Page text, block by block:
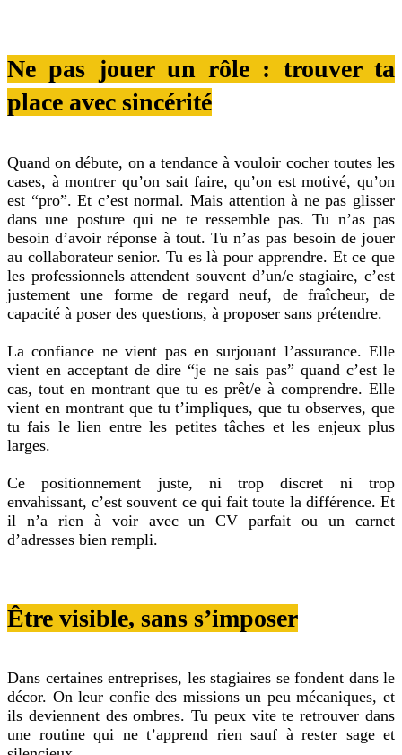
Ne pas jouer un rôle : trouver ta
place avec sincérité
Quand on débute, on a tendance à vouloir cocher toutes les
cases, à montrer qu’on sait faire, qu’on est motivé, qu’on
est “pro”. Et c’est normal. Mais attention à ne pas glisser
dans une posture qui ne te ressemble pas. Tu n’as pas
besoin d’avoir réponse à tout. Tu n’as pas besoin de jouer
au collaborateur senior. Tu es là pour apprendre. Et ce que
les professionnels attendent souvent d’un/e stagiaire, c’est
justement une forme de regard neuf, de fraîcheur, de
capacité à poser des questions, à proposer sans prétendre.
La confiance ne vient pas en surjouant l’assurance. Elle
vient en acceptant de dire “je ne sais pas” quand c’est le
cas, tout en montrant que tu es prêt/e à comprendre. Elle
vient en montrant que tu t’impliques, que tu observes, que
tu fais le lien entre les petites tâches et les enjeux plus
larges.
Ce positionnement juste, ni trop discret ni trop
envahissant, c’est souvent ce qui fait toute la différence. Et
il n’a rien à voir avec un CV parfait ou un carnet
d’adresses bien rempli.
Être visible, sans s’imposer
Dans certaines entreprises, les stagiaires se fondent dans le
décor. On leur confie des missions un peu mécaniques, et
ils deviennent des ombres. Tu peux vite te retrouver dans
une routine qui ne t’apprend rien sauf à rester sage et